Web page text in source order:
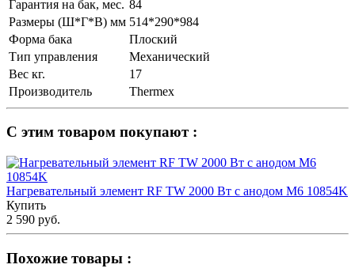
Гарантия на бак, мес. 84
Размеры (Ш*Г*В) мм 514*290*984
Форма бака
Плоский
Тип управления
Механический
Вес кг.
17
Производитель
Thermex
С этим товаром покупают :
Нагревательный элемент RF TW 2000 Вт с анодом М6 10854K
Купить
2 590 руб.
Похожие товары :